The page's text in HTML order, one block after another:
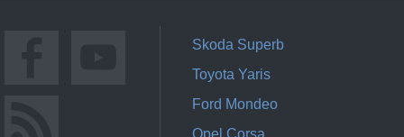
Skoda Superb
Toyota Yaris
Ford Mondeo
Opel Corsa